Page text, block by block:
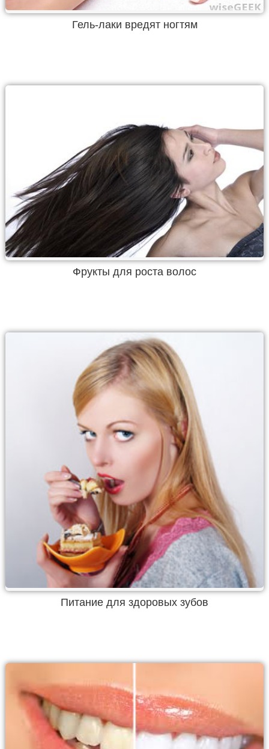
Гель-лаки вредят ногтям
Фрукты для роста волос
Питание для здоровых зубов